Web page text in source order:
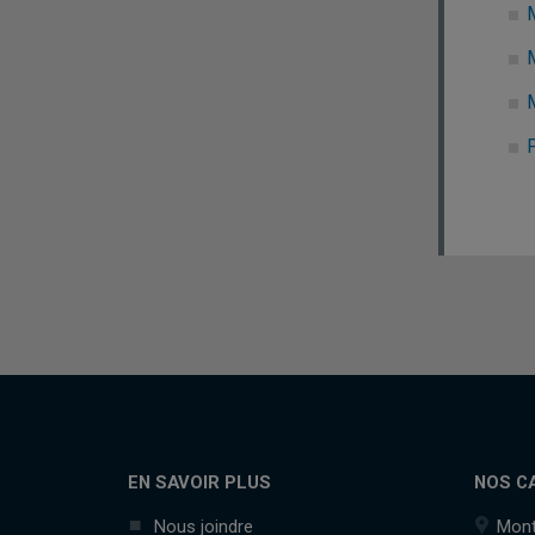
EN SAVOIR PLUS
Nous joindre
NOS